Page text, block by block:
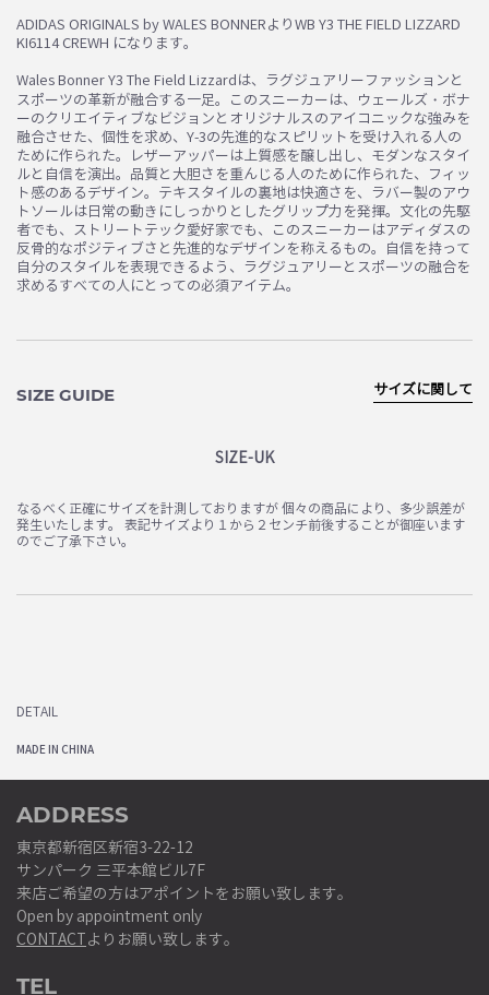
ADIDAS ORIGINALS by WALES BONNERよりWB Y3 THE FIELD LIZZARD
KI6114 CREWH になります。
Wales Bonner Y3 The Field Lizzardは、ラグジュアリーファッションと
スポーツの革新が融合する一足。このスニーカーは、ウェールズ・ボナ
ーのクリエイティブなビジョンとオリジナルスのアイコニックな強みを
融合させた、個性を求め、Y-3の先進的なスピリットを受け入れる人の
ために作られた。レザーアッパーは上質感を醸し出し、モダンなスタイ
ルと自信を演出。品質と大胆さを重んじる人のために作られた、フィッ
ト感のあるデザイン。テキスタイルの裏地は快適さを、ラバー製のアウ
トソールは日常の動きにしっかりとしたグリップ力を発揮。文化の先駆
者でも、ストリートテック愛好家でも、このスニーカーはアディダスの
反骨的なポジティブさと先進的なデザインを称えるもの。自信を持って
自分のスタイルを表現できるよう、ラグジュアリーとスポーツの融合を
求めるすべての人にとっての必須アイテム。
SIZE GUIDE
SIZE-UK
サイズに関して
なるべく正確にサイズを計測しておりますが 個々の商品により、多少誤差が
発生いたします。 表記サイズより１から２センチ前後することが御座います
のでご了承下さい。
DETAIL
MADE IN CHINA
ADDRESS
東京都新宿区新宿3-22-12
サンパーク 三平本館ビル7F
来店ご希望の方はアポイントをお願い致します。
Open by appointment only
CONTACTよりお願い致します。
TEL